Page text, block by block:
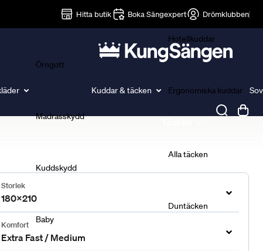
Hitta butik Boka Sängexpert Drömklubben
Örngott
Madrasskydd
Kuddskydd
Baby
Kuddar & täcken
Hotellkuddar
Ergonomiska kuddar
Alla täcken
Duntäcken
Storlek
180x210
Komfort
Extra Fast / Medium